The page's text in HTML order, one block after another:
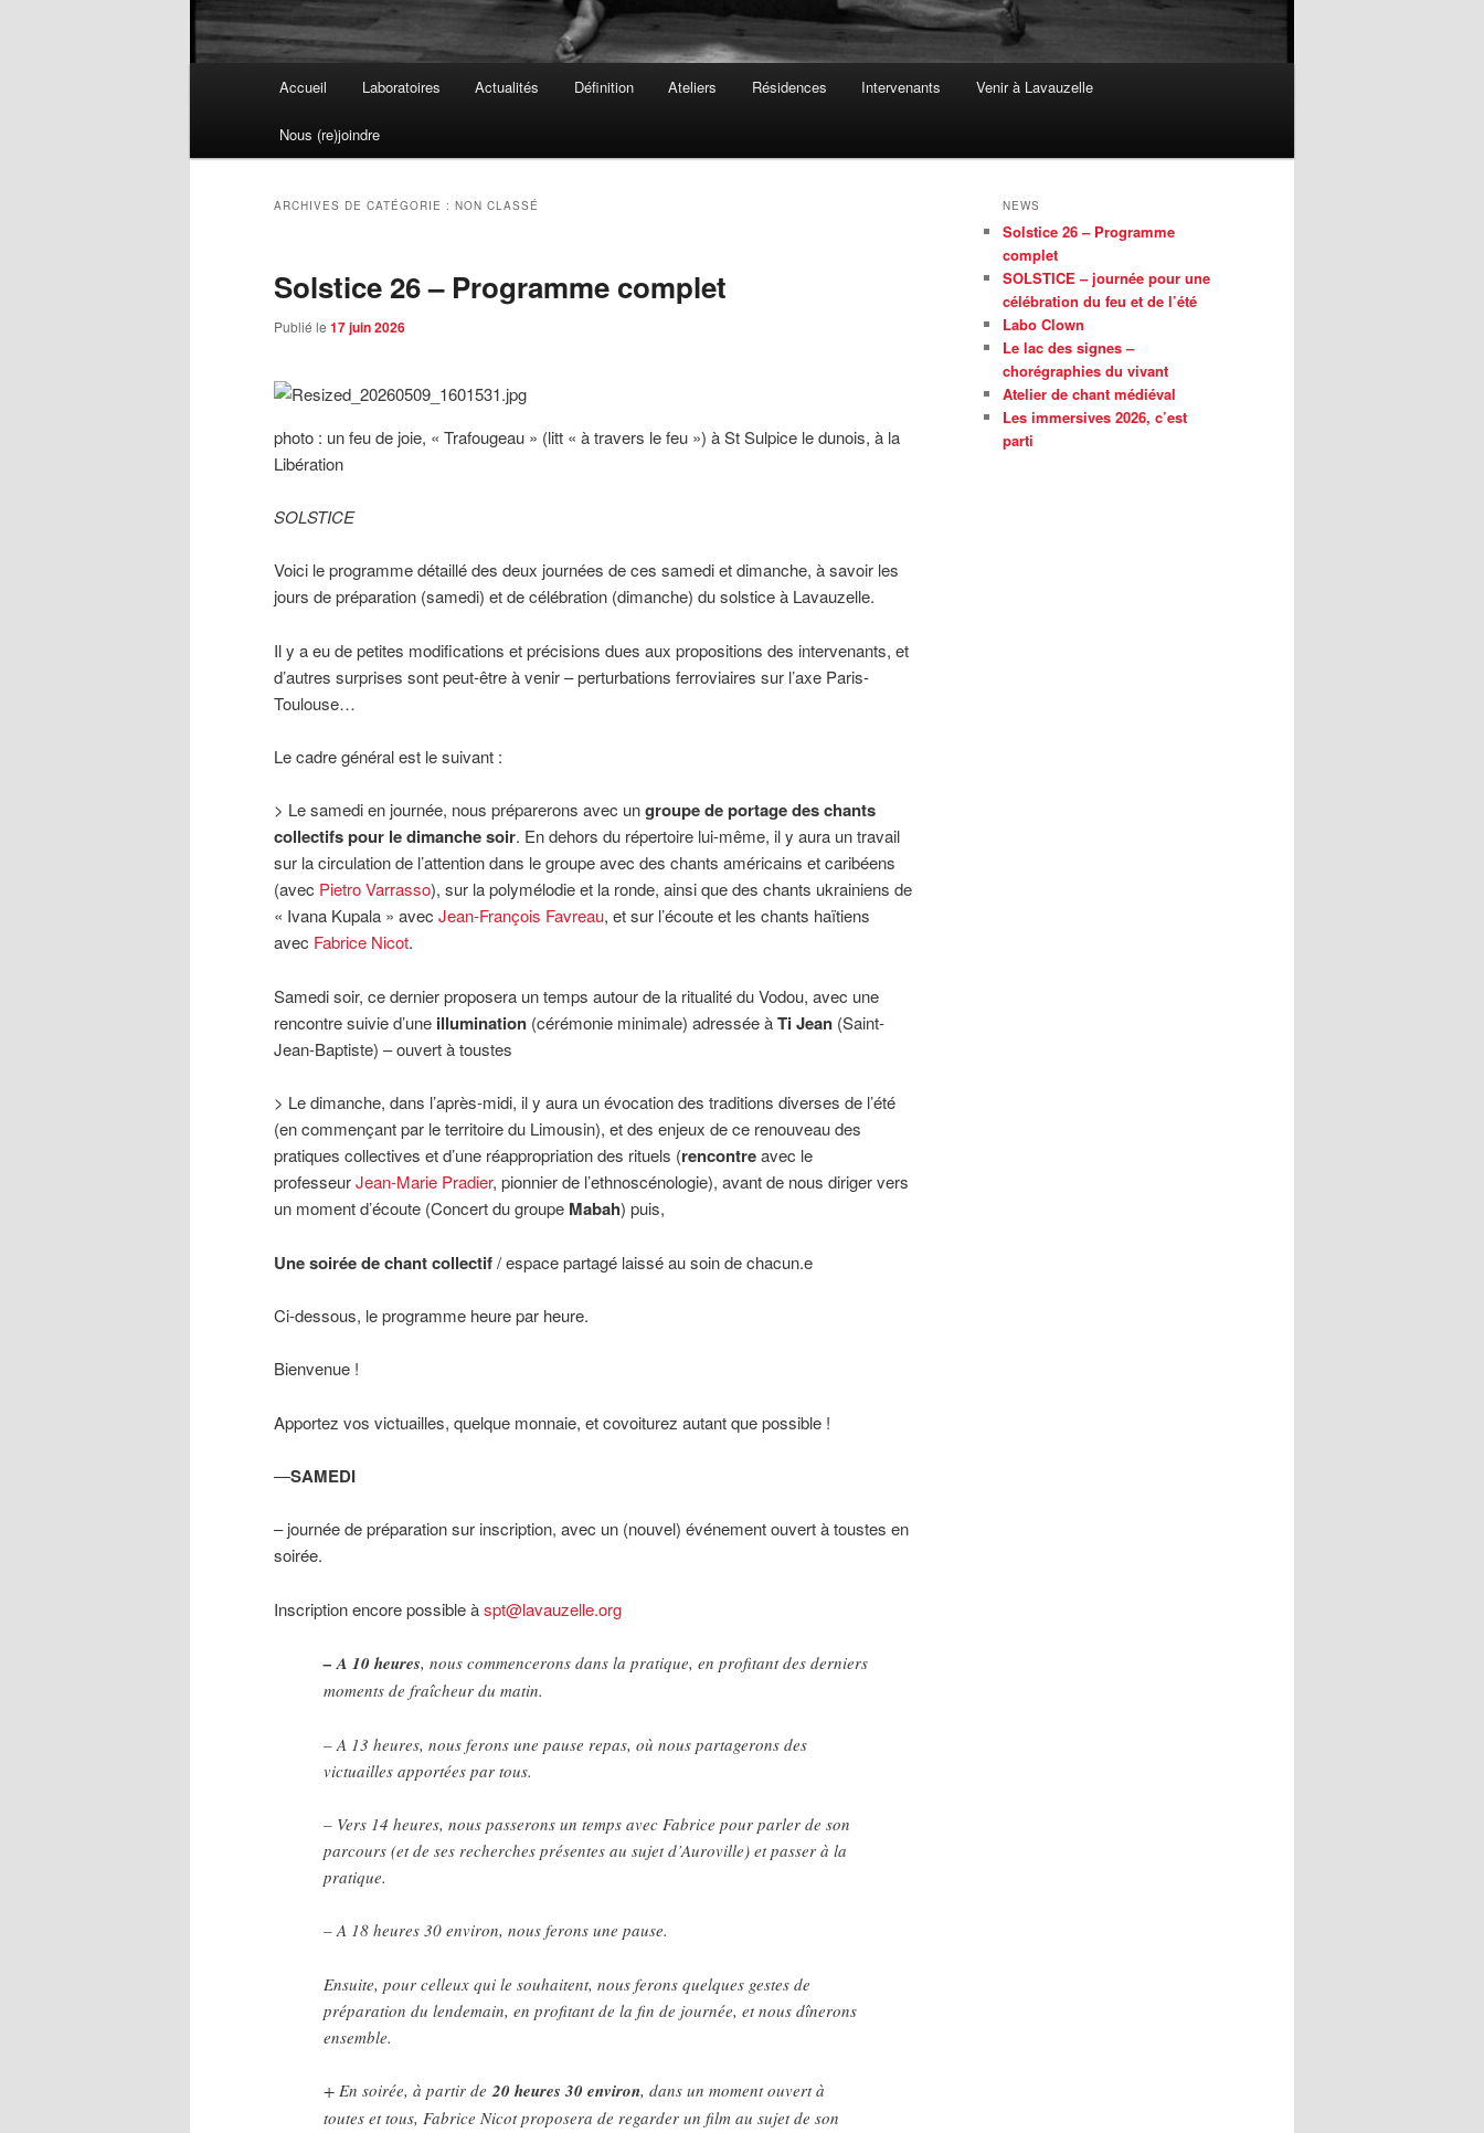
Accueil Laboratoires Actualités Définition Ateliers Résidences Intervenants Venir à Lavauzelle
Nous (re)joindre
ARCHIVES DE CATÉGORIE : NON CLASSÉ
Solstice 26 – Programme complet
Publié le 17 juin 2026
photo : un feu de joie, « Trafougeau » (litt « à travers le feu ») à St Sulpice le dunois, à la
Libération
SOLSTICE
Voici le programme détaillé des deux journées de ces samedi et dimanche, à savoir les
jours de préparation (samedi) et de célébration (dimanche) du solstice à Lavauzelle.
Il y a eu de petites modifications et précisions dues aux propositions des intervenants, et
d’autres surprises sont peut-être à venir – perturbations ferroviaires sur l’axe Paris-
Toulouse…
Le cadre général est le suivant :
> Le samedi en journée, nous préparerons avec ungroupe de portage des chants
collectifs pour le dimanche soir. En dehors du répertoire lui-même, il y aura un travail
sur la circulation de l’attention dans le groupe avec des chants américains et caribéens
(avec Pietro Varrasso), sur la polymélodie et la ronde, ainsi que des chants ukrainiens de
« Ivana Kupala » avec Jean-François Favreau, et sur l’écoute et les chants haïtiens
avec Fabrice Nicot.
Samedi soir, ce dernier proposera un temps autour de la ritualité du Vodou, avec une
rencontre suivie d’une illumination (cérémonie minimale) adressée àTi Jean (Saint-
Jean-Baptiste) – ouvert à toustes
> Le dimanche, dans l’après-midi, il y aura un évocation des traditions diverses de l’été
(en commençant par le territoire du Limousin), et des enjeux de ce renouveau des
pratiques collectives et d’une réappropriation des rituels (rencontreavec le
professeurJean-Marie Pradier, pionnier de l’ethnoscénologie), avant de nous diriger vers
un moment d’écoute (Concert du groupe Mabah) puis,
Une soirée de chant collectif/ espace partagé laissé au soin de chacun.e
Ci-dessous, le programme heure par heure.
Bienvenue !
Apportez vos victuailles, quelque monnaie, et covoiturez autant que possible !
—SAMEDI
– journée de préparation sur inscription, avec un (nouvel) événement ouvert à toustes en
soirée.
Inscription encore possible àspt@lavauzelle.org
– A 10 heures, nous commencerons dans la pratique, en profitant des derniers
moments de fraîcheur du matin.
– A 13 heures, nous ferons une pause repas, où nous partagerons des
victuailles apportées par tous.
– Vers 14 heures, nous passerons un temps avec Fabrice pour parler de son
parcours (et de ses recherches présentes au sujet d’Auroville) et passer à la
pratique.
– A 18 heures 30 environ, nous ferons une pause.
Ensuite, pour celleux qui le souhaitent, nous ferons quelques gestes de
préparation du lendemain, en profitant de la fin de journée, et nous dînerons
ensemble.
+ En soirée, à partir de20 heures 30 environ, dans un moment ouvert à
toutes et tous, Fabrice Nicot proposera de regarder un film au sujet de son
NEWS
Solstice 26 – Programme
complet
SOLSTICE – journée pour une
célébration du feu et de l’été
Labo Clown
Le lac des signes –
chorégraphies du vivant
Atelier de chant médiéval
Les immersives 2026, c’est
parti